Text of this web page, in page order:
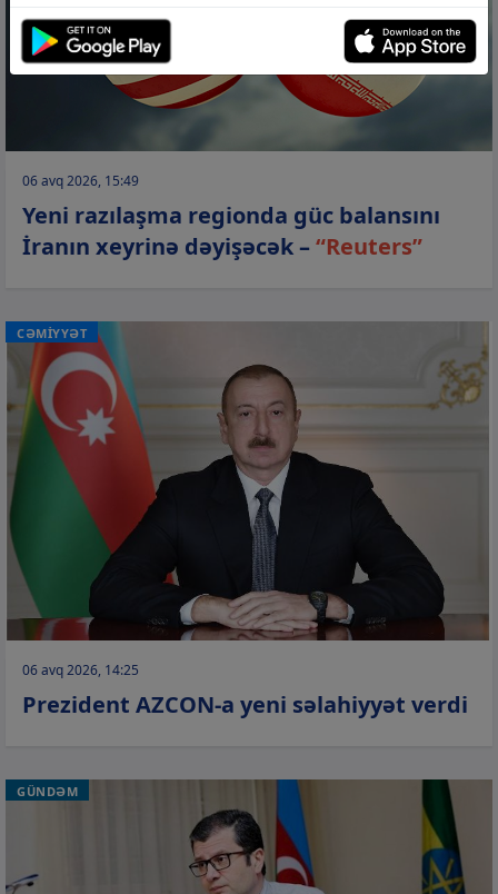
06 avq 2026, 15:49
Yeni razılaşma regionda güc balansını
İranın xeyrinə dəyişəcək –“Reuters”
CƏMİYYƏT
06 avq 2026, 14:25
Prezident AZCON-a yeni səlahiyyət verdi
GÜNDƏM